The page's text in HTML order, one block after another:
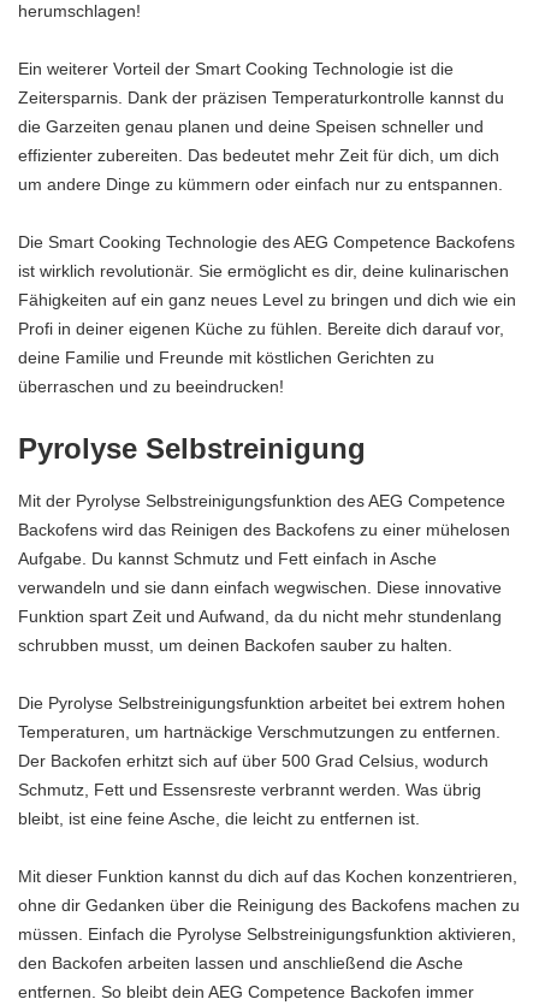
herumschlagen!
Ein weiterer Vorteil der Smart Cooking Technologie ist die
Zeitersparnis. Dank der präzisen Temperaturkontrolle kannst du
die Garzeiten genau planen und deine Speisen schneller und
effizienter zubereiten. Das bedeutet mehr Zeit für dich, um dich
um andere Dinge zu kümmern oder einfach nur zu entspannen.
Die Smart Cooking Technologie des AEG Competence Backofens
ist wirklich revolutionär. Sie ermöglicht es dir, deine kulinarischen
Fähigkeiten auf ein ganz neues Level zu bringen und dich wie ein
Profi in deiner eigenen Küche zu fühlen. Bereite dich darauf vor,
deine Familie und Freunde mit köstlichen Gerichten zu
überraschen und zu beeindrucken!
Pyrolyse Selbstreinigung
Mit der Pyrolyse Selbstreinigungsfunktion des AEG Competence
Backofens wird das Reinigen des Backofens zu einer mühelosen
Aufgabe. Du kannst Schmutz und Fett einfach in Asche
verwandeln und sie dann einfach wegwischen. Diese innovative
Funktion spart Zeit und Aufwand, da du nicht mehr stundenlang
schrubben musst, um deinen Backofen sauber zu halten.
Die Pyrolyse Selbstreinigungsfunktion arbeitet bei extrem hohen
Temperaturen, um hartnäckige Verschmutzungen zu entfernen.
Der Backofen erhitzt sich auf über 500 Grad Celsius, wodurch
Schmutz, Fett und Essensreste verbrannt werden. Was übrig
bleibt, ist eine feine Asche, die leicht zu entfernen ist.
Mit dieser Funktion kannst du dich auf das Kochen konzentrieren,
ohne dir Gedanken über die Reinigung des Backofens machen zu
müssen. Einfach die Pyrolyse Selbstreinigungsfunktion aktivieren,
den Backofen arbeiten lassen und anschließend die Asche
entfernen. So bleibt dein AEG Competence Backofen immer